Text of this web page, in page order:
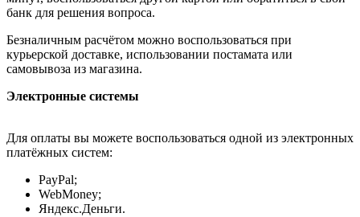
банк для решения вопроса.
Безналичным расчётом можно воспользоваться при
курьерской доставке, использовании постамата или
самовывоза из магазина.
Электронные системы
Для оплаты вы можете воспользоваться одной из электронных
платёжных систем:
PayPal;
WebMoney;
Яндекс.Деньги.